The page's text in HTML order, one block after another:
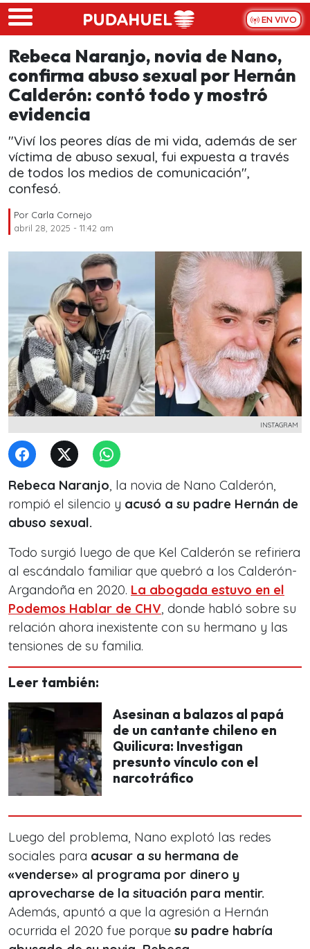
Skip to main content
EN VIVO
Rebeca Naranjo, novia de Nano,
confirma abuso sexual por Hernán
Calderón: contó todo y mostró
evidencia
"Viví los peores días de mi vida, además de ser
víctima de abuso sexual, fui expuesta a través
de todos los medios de comunicación",
confesó.
Por Carla Cornejo
abril 28, 2025 - 11:42 am
INSTAGRAM
Rebeca Naranjo, la novia de Nano Calderón,
rompió el silencio y acusó a su padre Hernán de
abuso sexual.
Todo surgió luego de que Kel Calderón se refiriera
al escándalo familiar que quebró a los Calderón-
Argandoña en 2020. La abogada estuvo en el
Podemos Hablar de CHV, donde habló sobre su
relación ahora inexistente con su hermano y las
tensiones de su familia.
Leer también:
Asesinan a balazos al papá
de un cantante chileno en
Quilicura: Investigan
presunto vínculo con el
narcotráfico
Luego del problema, Nano explotó las redes
sociales para acusar a su hermana de
«venderse» al programa por dinero y
aprovecharse de la situación para mentir.
Además, apuntó a que la agresión a Hernán
ocurrida el 2020 fue porque su padre habría